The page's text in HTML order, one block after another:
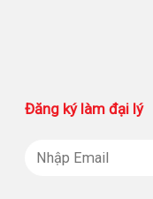
Đăng ký làm đại lý